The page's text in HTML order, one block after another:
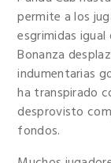
permite a los
esgrimidas
Bonanza
indumentarias
ha transpirado
desprovisto
fondos.